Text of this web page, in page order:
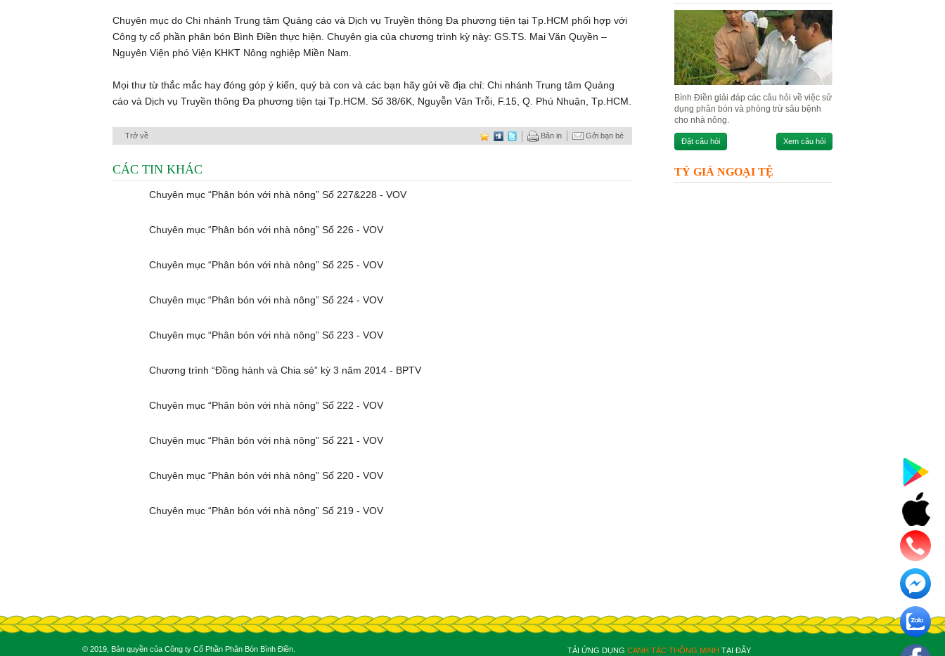
Chuyên mục do Chi nhánh Trung tâm Quảng cáo và Dịch vụ Truyền thông Đa phương tiện tại Tp.HCM phối hợp với
Công ty cổ phần phân bón Bình Điền thực hiện. Chuyên gia của chương trình kỳ này: GS.TS. Mai Văn Quyền –
Nguyên Viện phó Viện KHKT Nông nghiệp Miền Nam.
Mọi thư từ thắc mắc hay đóng góp ý kiến, quý bà con và các bạn hãy gửi về địa chỉ: Chi nhánh Trung tâm Quảng
cáo và Dịch vụ Truyền thông Đa phương tiện tại Tp.HCM. Số 38/6K, Nguyễn Văn Trỗi, F.15, Q. Phú Nhuận, Tp.HCM.
Trở về Gởi bạn bè
Bản in
CÁC TIN KHÁC
Chuyên mục “Phân bón với nhà nông” Số 227&228 - VOV
Chuyên mục “Phân bón với nhà nông” Số 226 - VOV
Chuyên mục “Phân bón với nhà nông” Số 225 - VOV
Chuyên mục “Phân bón với nhà nông” Số 224 - VOV
Chuyên mục “Phân bón với nhà nông” Số 223 - VOV
Chương trình “Đồng hành và Chia sẻ” kỳ 3 năm 2014 - BPTV
Chuyên mục “Phân bón với nhà nông” Số 222 - VOV
Chuyên mục “Phân bón với nhà nông” Số 221 - VOV
Chuyên mục “Phân bón với nhà nông” Số 220 - VOV
Chuyên mục “Phân bón với nhà nông” Số 219 - VOV
Bình Điền giải đáp các câu hỏi về việc sử
dụng phân bón và phòng trừ sâu bệnh
cho nhà nông.
Đặt câu hỏi Xem câu hỏi
TỶ GIÁ NGOẠI TỆ
© 2019, Bản quyền của Công ty Cổ Phần Phân Bón Bình Điền. TẢI ỨNG DỤNG CANH TÁC THÔNG MINH TẠI ĐÂY